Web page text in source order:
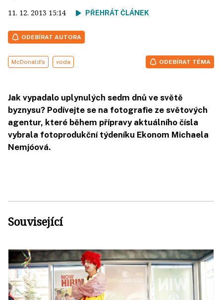
11. 12. 2013 15:14 PŘEHRÁT ČLÁNEK
ODEBÍRAT AUTORA
McDonald's voda ODEBÍRAT TÉMA
Jak vypadalo uplynulých sedm dnů ve světě
byznysu? Podívejte se na fotografie ze světových
agentur, které během přípravy aktuálního čísla
vybrala fotoprodukční týdeníku Ekonom Michaela
Nemjóová.
Související